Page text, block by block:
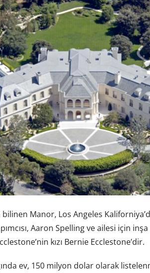
Manor, Los Angeles
Aaron Spelling ve ailesi için
kızı Bernie Ecclestone’dir.
ev, 150 milyon dolar olarak